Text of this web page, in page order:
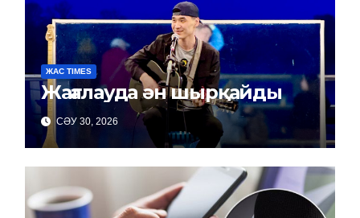
ЖАС TIMES
Жағалауда ән шырқайды
СӘУ 30, 2026